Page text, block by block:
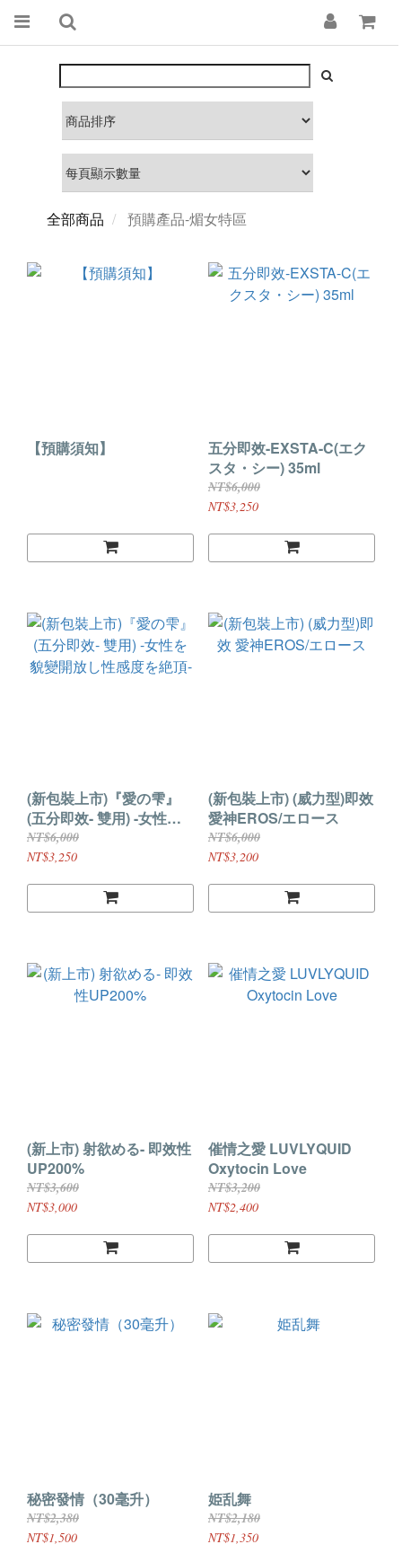
全部商品 預購產品-煝女特區
【預購須知】
五分即效-EXSTA-C(エク
スタ・シー) 35ml
NT$6,000
NT$3,250
(新包裝上市)『愛の雫』
(五分即效- 雙用) -女性を
貌變開放し性感度を絶頂-
NT$6,000
NT$3,250
(新包裝上市) (威力型)即效
愛神EROS/エロース
NT$6,000
NT$3,200
(新上市) 射欲める- 即效性
UP200%
NT$3,600
NT$3,000
催情之愛 LUVLYQUID
Oxytocin Love
NT$3,200
NT$2,400
秘密發情（30毫升）
NT$2,380
NT$1,500
姫乱舞
NT$2,180
NT$1,350